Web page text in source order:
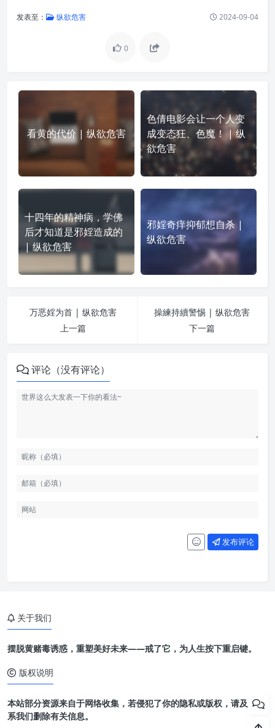
发表至： 纵欲危害 2024-09-04
0
看黄的代价 | 纵欲危害
色倩电影会让一个人变
成变态狂、色魔！ | 纵
欲危害
十四年的精神病，学佛
后才知道是邪婬造成的
| 纵欲危害
邪婬奇痒抑郁想自杀 |
纵欲危害
万恶婬为首 | 纵欲危害
上一篇
操練持續警惕 | 纵欲危害
下一篇
评论（没有评论）
发布评论
关于我们
摆脱黄赌毒诱惑，重塑美好未来——戒了它，为人生按下重启键。
版权说明
本站部分资源来自于网络收集，若侵犯了你的隐私或版权，请及时联
系我们删除有关信息。